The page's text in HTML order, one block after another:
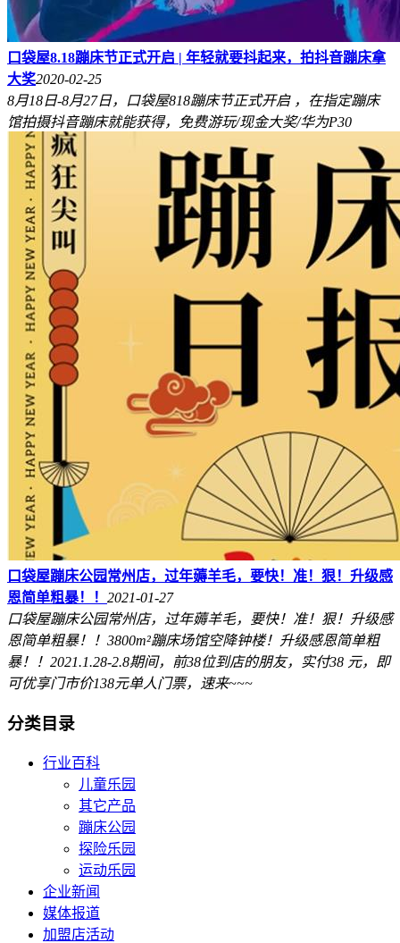
口袋屋8.18蹦床节正式开启 | 年轻就要抖起来，拍抖音蹦床拿
大奖2020-02-25
8月18日-8月27日，口袋屋818蹦床节正式开启 ，在指定蹦床
馆拍摄抖音蹦床就能获得，免费游玩/现金大奖/华为P30
口袋屋蹦床公园常州店，过年薅羊毛，要快！准！狠！升级感
恩简单粗暴！！ 2021-01-27
口袋屋蹦床公园常州店，过年薅羊毛，要快！准！狠！升级感
恩简单粗暴！！3800m²蹦床场馆空降钟楼！升级感恩简单粗
暴！！2021.1.28-2.8期间，前38位到店的朋友，实付38 元，即
可优享门市价138元单人门票，速来~~~
分类目录
行业百科
儿童乐园
其它产品
蹦床公园
探险乐园
运动乐园
企业新闻
媒体报道
加盟店活动